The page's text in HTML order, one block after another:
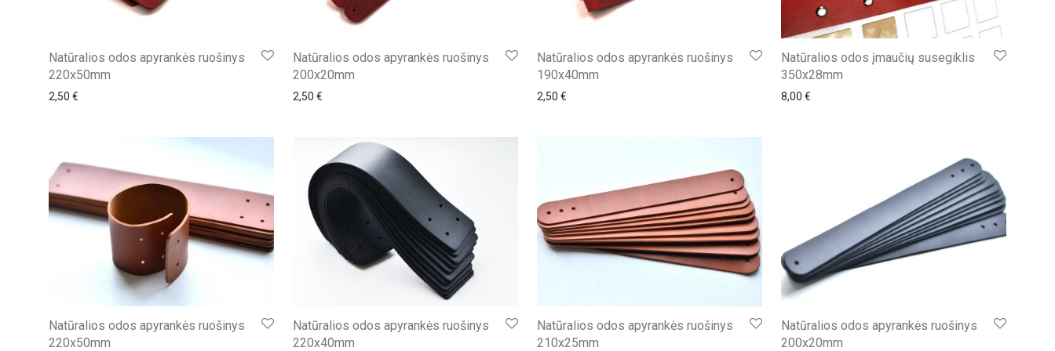
Natūralios odos apyrankės ruošinys
220x50mm
2,50 €
Natūralios odos apyrankės ruošinys
200x20mm
2,50 €
Natūralios odos apyrankės ruošinys
190x40mm
2,50 €
Natūralios odos įmaučių susegiklis
350x28mm
8,00 €
Natūralios odos apyrankės ruošinys
220x50mm
Natūralios odos apyrankės ruošinys
220x40mm
Natūralios odos apyrankės ruošinys
210x25mm
Natūralios odos apyrankės ruošinys
200x20mm